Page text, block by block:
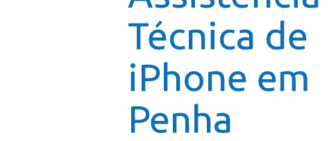
Técnica de
iPhone em
Penha